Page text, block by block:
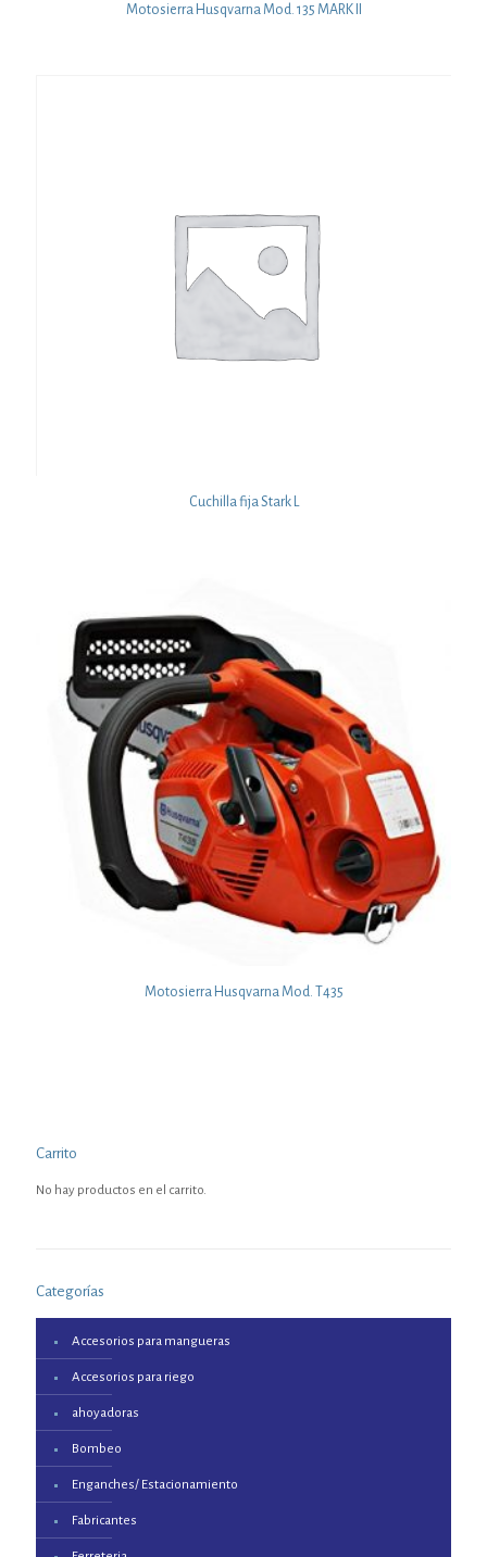
Motosierra Husqvarna Mod. 135 MARK II
Cuchilla fija Stark L
Motosierra Husqvarna Mod. T435
Carrito
No hay productos en el carrito.
Categorías
Accesorios para mangueras
Accesorios para riego
ahoyadoras
Bombeo
Enganches/ Estacionamiento
Fabricantes